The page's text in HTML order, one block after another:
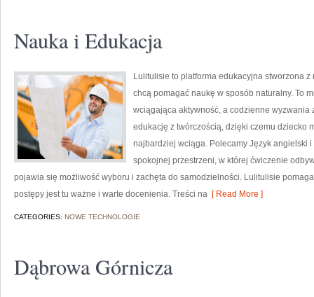
Nauka i Edukacja
Lulitulisie to platforma edukacyjna stworzona
chcą pomagać naukę w sposób naturalny. To
wciągająca aktywność, a codzienne wyzwania
edukację z twórczością, dzięki czemu dziecko
najbardziej wciąga. Polecamy Język angielski
spokojnej przestrzeni, w której ćwiczenie
pojawia się możliwość wyboru i zachęta do samodzielności. Lulitulisie
postępy jest tu ważne i warte docenienia. Treści na [ Read More ]
CATEGORIES: NOWE TECHNOLOGIE
Dąbrowa Górnicza